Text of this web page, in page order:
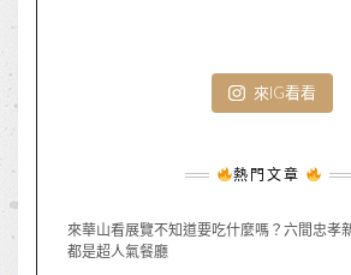
來IG看看
熱門文章
來華山看展覽不知道要吃什麼嗎？六間忠孝
都是超人氣餐廳